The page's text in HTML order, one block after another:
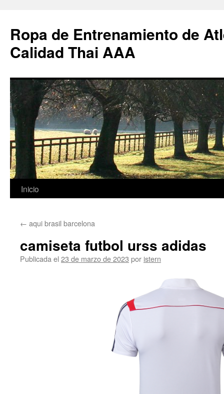
Ropa de Entrenamiento de
Calidad Thai AAA
Saltar
contenido
Inicio
← aqui brasil barcelona
camiseta futbol urss adidas
Publicada el 23 de marzo de 2023 por istern